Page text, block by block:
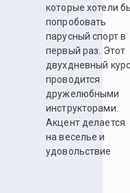
которые хотели
попробовать
парусный спорт в
первый раз. Этот
двухдневный
проводится
дружелюбными
инструкторами.
Акцент делается
на веселье и
удовольствие